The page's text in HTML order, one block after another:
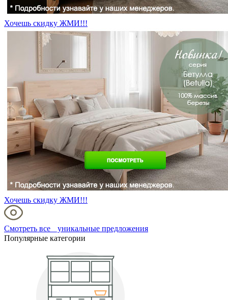
Хочешь скидку ЖМИ!!!
Хочешь скидку ЖМИ!!!
Смотреть все уникальные предложения
Популярные категории